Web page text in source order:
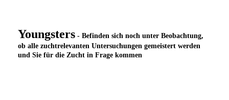
Youngsters - Befinden sich noch unter Beobachtung,
ob alle zuchtrelevanten Untersuchungen gemeistert werden
und Sie für die Zucht in Frage kommen